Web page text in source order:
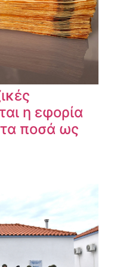
η εφορία
τα ποσά ως